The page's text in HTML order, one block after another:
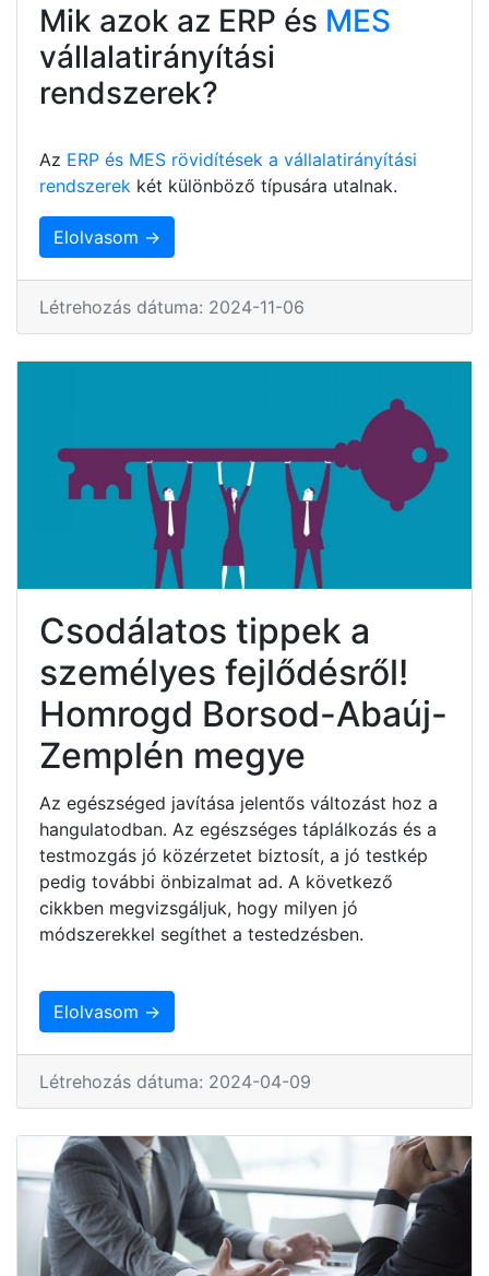
Mik azok az ERP és MES
vállalatirányítási
rendszerek?
Az ERP és MES rövidítések a vállalatirányítási
rendszerek két különböző típusára utalnak.
Elolvasom →
Létrehozás dátuma: 2024-11-06
Csodálatos tippek a
személyes fejlődésről!
Homrogd Borsod-Abaúj-
Zemplén megye
Az egészséged javítása jelentős változást hoz a
hangulatodban. Az egészséges táplálkozás és a
testmozgás jó közérzetet biztosít, a jó testkép
pedig további önbizalmat ad. A következő
cikkben megvizsgáljuk, hogy milyen jó
módszerekkel segíthet a testedzésben.
Elolvasom →
Létrehozás dátuma: 2024-04-09